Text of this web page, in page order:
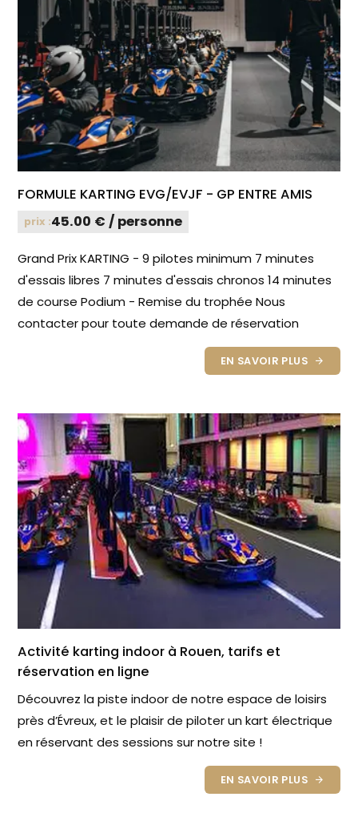
FORMULE KARTING EVG/EVJF - GP ENTRE AMIS
prix :45.00 € / personne
Grand Prix KARTING - 9 pilotes minimum 7 minutes
d'essais libres 7 minutes d'essais chronos 14 minutes
de course Podium - Remise du trophée Nous
contacter pour toute demande de réservation
EN SAVOIR PLUS
Activité karting indoor à Rouen, tarifs et
réservation en ligne
Découvrez la piste indoor de notre espace de loisirs
près d’Évreux, et le plaisir de piloter un kart électrique
en réservant des sessions sur notre site !
EN SAVOIR PLUS